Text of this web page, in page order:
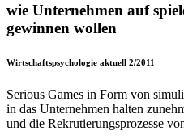
wie Unternehmen auf
gewinnen wollen
Wirtschaftspsychologie aktuell 2/2011
Serious Games in Form von
in das Unternehmen halten
und die Rekrutierungsprozesse